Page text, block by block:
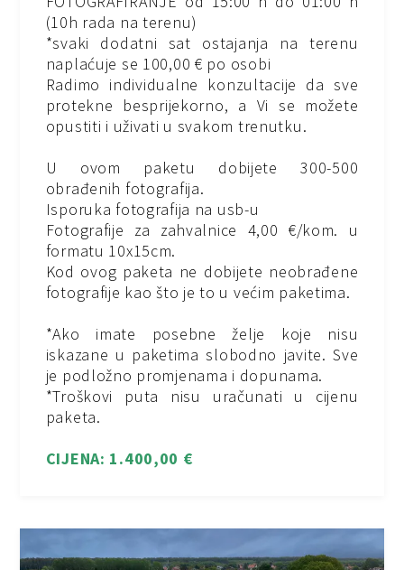
(10h rada na terenu)
*svaki dodatni sat ostajanja na terenu
naplaćuje se 100,00 € po osobi
Radimo individualne konzultacije da sve
protekne besprijekorno, a Vi se možete
opustiti i uživati u svakom trenutku.
U ovom paketu dobijete 300-500
obrađenih fotografija.
Isporuka fotografija na usb-u
Fotografije za zahvalnice 4,00 €/kom. u
formatu 10x15cm.
Kod ovog paketa ne dobijete neobrađene
fotografije kao što je to u većim paketima.
*Ako imate posebne želje koje nisu
iskazane u paketima slobodno javite. Sve
je podložno promjenama i dopunama.
*Troškovi puta nisu uračunati u cijenu
paketa.
CIJENA: 1.400,00 €